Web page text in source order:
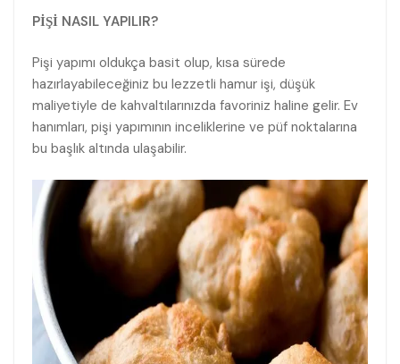
PİŞİ NASIL YAPILIR?
Pişi yapımı oldukça basit olup, kısa sürede
hazırlayabileceğiniz bu lezzetli hamur işi, düşük
maliyetiyle de kahvaltılarınızda favoriniz haline gelir. Ev
hanımları, pişi yapımının inceliklerine ve püf noktalarına
bu başlık altında ulaşabilir.